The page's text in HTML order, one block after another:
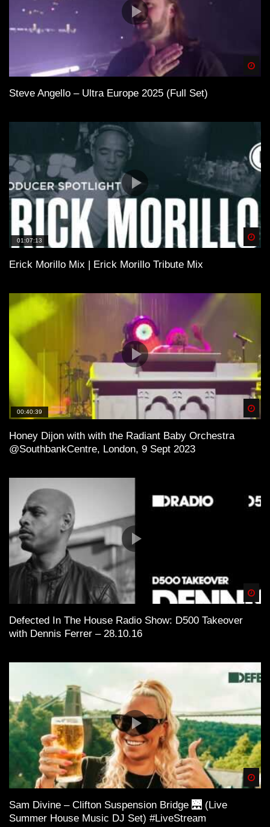
Steve Angello – Ultra Europe 2025 (Full Set)
01:07:13
Erick Morillo Mix | Erick Morillo Tribute Mix
00:40:39
Honey Dijon with with the Radiant Baby Orchestra
@SouthbankCentre, London, 9 Sept 2023
Defected In The House Radio Show: D500 Takeover
with Dennis Ferrer – 28.10.16
Sam Divine – Clifton Suspension Bridge 🌉 (Live
Summer House Music DJ Set) #LiveStream